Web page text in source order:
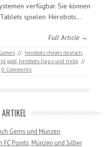
verfügbar. Sie können
spielen. Herobots…
Full Article →
// herobots cheats deutsch
gold herobots tipps und tricks //
0 Comments
ARTIKEL
Gems und Münzen
FC Points, Münzen und Silber